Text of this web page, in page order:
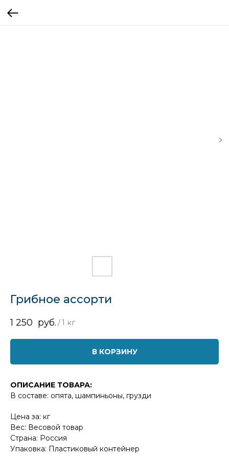
Грибное ассорти
1 250 руб. /1 кг
В КОРЗИНУ
ОПИСАНИЕ ТОВАРА:
В составе: опята, шампиньоны, грузди
Цена за: кг
Вес: Весовой товар
Страна: Россия
Упаковка: Пластиковый контейнер